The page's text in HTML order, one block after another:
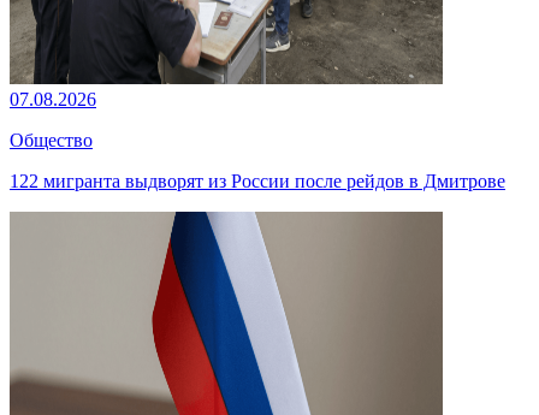
07.08.2026
Общество
122 мигранта выдворят из России после рейдов в Дмитрове